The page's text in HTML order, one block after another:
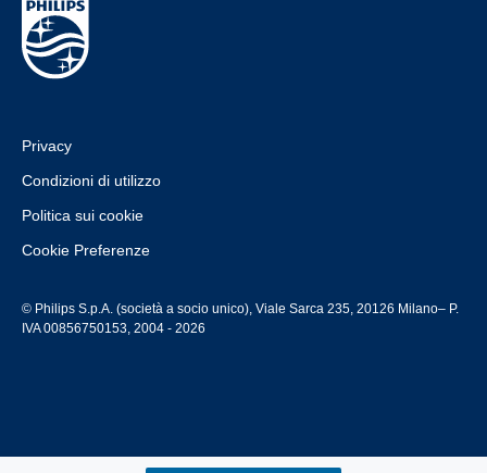
Privacy
Condizioni di utilizzo
Politica sui cookie
Cookie Preferenze
© Philips S.p.A. (società a socio unico), Viale Sarca 235, 20126 Milano– P.
IVA 00856750153, 2004 - 2026